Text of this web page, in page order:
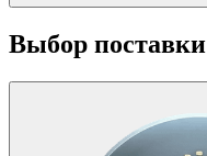
Выбор поставки